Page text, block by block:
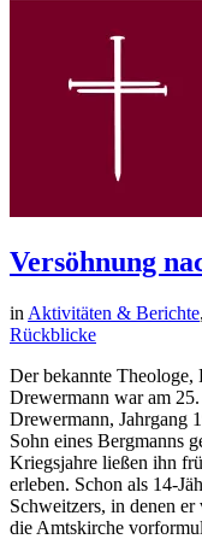
Versöhnung
in Aktivitäten & Berichte,
Rückblicke
Der bekannte Theologe,
Drewermann war am
Drewermann, Jahrgang
Sohn eines Bergmanns
Kriegsjahre ließen ihn
erleben. Schon als 14-
Schweitzers, in denen
die Amtskirche